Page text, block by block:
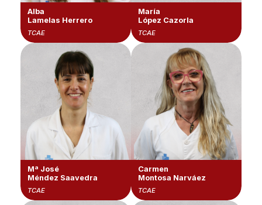
Alba
Lamelas Herrero
TCAE
María
López Cazorla
TCAE
Mª José
Méndez Saavedra
TCAE
Carmen
Montosa Narváez
TCAE